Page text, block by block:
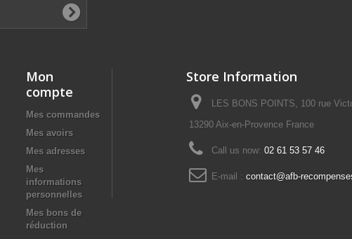
Mon
compte
Mes commandes
Mes avoirs
Mes adresses
Mes
informations
personnelles
Mes bons de
réduction
Store Information
LES BONS POINTS, 100 rue
13290 Aix-en-Provence France
Call us now: 02 61 53 57 46
E-mail : contact@afb-